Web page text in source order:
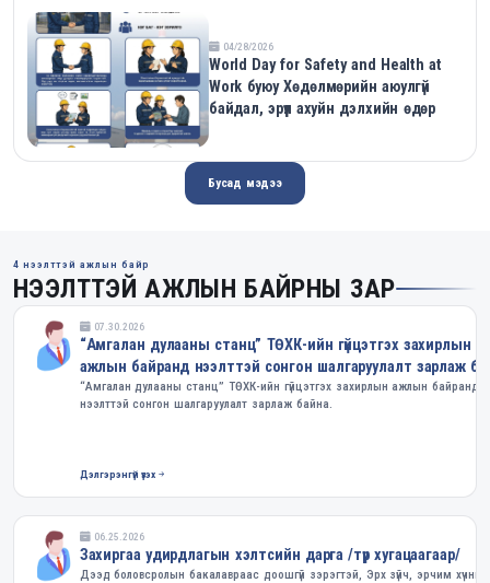
04/28/2026
World Day for Safety and Health at
Work буюу Хөдөлмөрийн аюулгүй
байдал, эрүүл ахуйн дэлхийн өдөр
Бусад мэдээ
4 нээлттэй ажлын байр
НЭЭЛТТЭЙ АЖЛЫН БАЙРНЫ ЗАР
07.30.2026
“Амгалан дулааны станц” ТӨХК-ийн гүйцэтгэх захирлын
ажлын байранд нээлттэй сонгон шалгаруулалт зарлаж
“Амгалан дулааны станц” ТӨХК-ийн гүйцэтгэх захирлын ажлын байранд
нээлттэй сонгон шалгаруулалт зарлаж байна.
Дэлгэрэнгүй үзэх
06.25.2026
Захиргаа удирдлагын хэлтсийн дарга /түр хугацаагаар/
Дээд боловсролын бакалавраас доошгүй зэрэгтэй, Эрх зүйч, эрчим хүчний